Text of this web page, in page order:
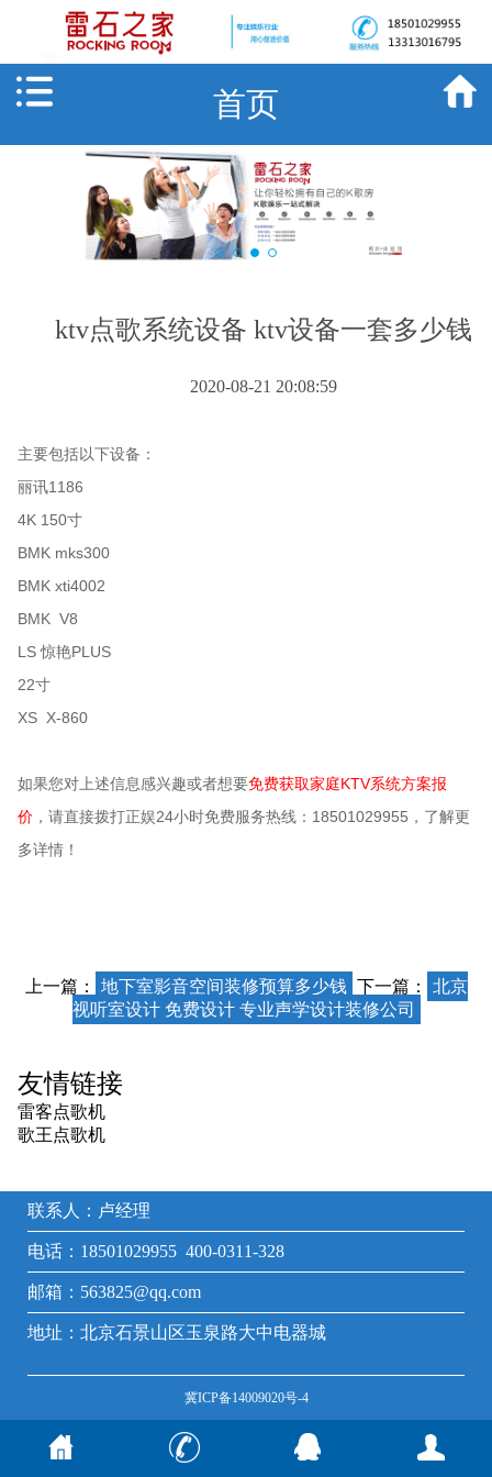
首页
ktv点歌系统设备 ktv设备一套多少钱
2020-08-21 20:08:59
主要包括以下设备：
丽讯1186
4K 150寸
BMK mks300
BMK xti4002
BMK V8
LS 惊艳PLUS
22寸
XS X-860
如果您对上述信息感兴趣或者想要免费获取家庭KTV系统方案报
价，请直接拨打正娱24小时免费服务热线：18501029955，了解更
多详情！
上一篇： 地下室影音空间装修预算多少钱 下一篇：
北京
视听室设计 免费设计 专业声学设计装修公司
友情链接
雷客点歌机
歌王点歌机
联系人：卢经理
电话：18501029955 400-0311-328
邮箱：563825@qq.com
地址：北京石景山区玉泉路大中电器城
冀ICP备14009020号-4